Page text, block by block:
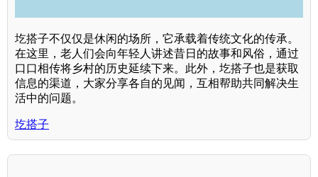
圪搭子不仅仅是休闲的场所，它承载着传统文化的传承。
在这里，老人们会向年轻人讲述昔日的故事和风俗，通过
口口相传将乡村的历史延续下来。此外，圪搭子也是获取
信息的渠道，大家分享各自的见闻，互相帮助共同解决生
活中的问题。
圪搭子